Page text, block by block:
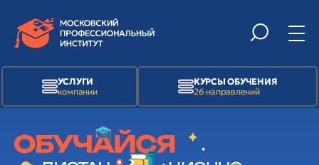
УСЛУГИ
компании
КУРСЫ ОБУЧЕНИЯ
26 направлений